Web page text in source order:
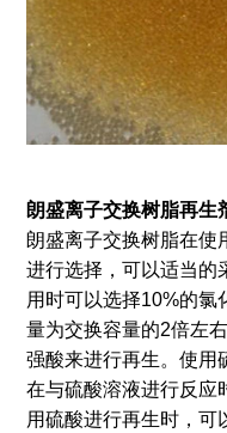
朗盛离子交换树脂再生
朗盛离子交换树脂在使
进行选择，可以适当的
用时可以选择10%的氯
量为交换容量的2倍左
强酸来进行再生。使用
在与硫酸溶液进行反应
用硫酸进行再生时，可